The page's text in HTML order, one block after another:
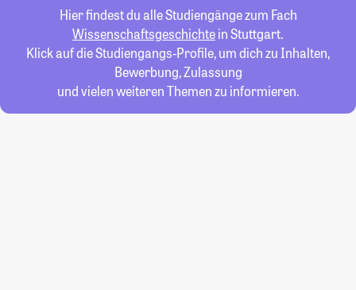
Hier findest du alle Studiengänge zum Fach
Wissenschaftsgeschichtein Stuttgart.
Klick auf die Studiengangs-Profile, um dich zu Inhalten,
Bewerbung, Zulassung
und vielen weiteren Themen zu informieren.